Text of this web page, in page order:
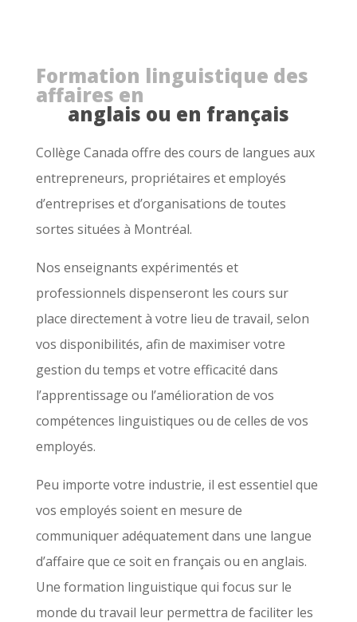
Formation linguistique des
affaires en
anglais ou en français
Collège Canada offre des cours de langues aux
entrepreneurs, propriétaires et employés
d’entreprises et d’organisations de toutes
sortes situées à Montréal.
Nos enseignants expérimentés et
professionnels dispenseront les cours sur
place directement à votre lieu de travail, selon
vos disponibilités, afin de maximiser votre
gestion du temps et votre efficacité dans
l’apprentissage ou l’amélioration de vos
compétences linguistiques ou de celles de vos
employés.
Peu importe votre industrie, il est essentiel que
vos employés soient en mesure de
communiquer adéquatement dans une langue
d’affaire que ce soit en français ou en anglais.
Une formation linguistique qui focus sur le
monde du travail leur permettra de faciliter les